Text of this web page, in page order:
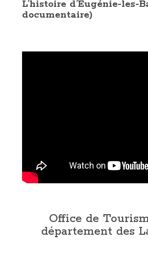
L’histoire d’Eugénie-les-
documentaire)
Office de
département des